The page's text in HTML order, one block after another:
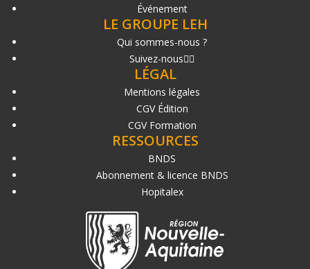
Événement
LE GROUPE LEH
Qui sommes-nous ?
Suivez-nous
LÉGAL
Mentions légales
CGV Édition
CGV Formation
RESSOURCES
BNDS
Abonnement & licence BNDS
Hopitalex